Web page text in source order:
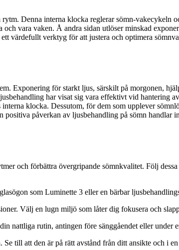
Denna interna klocka reglerar sömn-vakecykeln
vara vaken. Å andra sidan utlöser minskad
värdefullt verktyg för att justera och optimera
Exponering för starkt ljus, särskilt på morgonen,
har visat sig vara effektivt vid hantering
klocka. Dessutom, för dem som upplever
påverkan av ljusbehandling på sömn handlar
och förbättra övergripande sömnkvalitet. Följ
som Luminette 3 eller en bärbar
Välj en lugn miljö som låter dig fokusera och
nattliga rutin, antingen före sänggåendet eller under
till att den är på rätt avstånd från ditt ansikte och i